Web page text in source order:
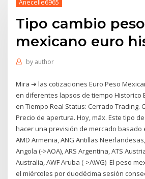
Anecelle6965
Tipo cambio peso
mexicano euro
by author
Mira ➔ las cotizaciones Euro Peso
en diferentes lapsos de tiempo Historico
en Tiempo Real Status: Cerrado Trading.
Precio de apertura. Hoy, máx. Este tipo
hacer una previsión de mercado basado
AMD Armenia, ANG Antillas
Angola (->AOA), ARS Argentina, ATS
Australia, AWF Aruba (->AWG) El peso
el miércoles por duodécima sesión